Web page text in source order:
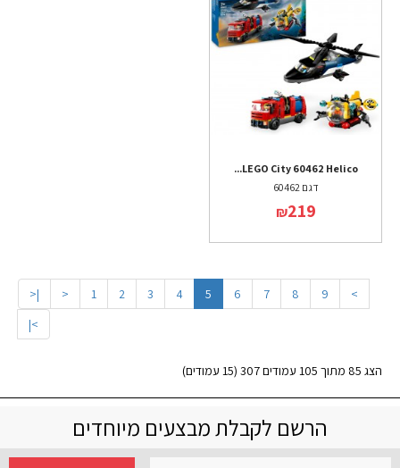
LEGO City 60462 Helico...
דגם 60462
₪219
|< < 1 2 3 4 5 6 7 8 9
>
>|
הצג 85 מתוך 105 עמודים 307 (15 עמודים)
הרשם לקבלת מבצעים מיוחדים